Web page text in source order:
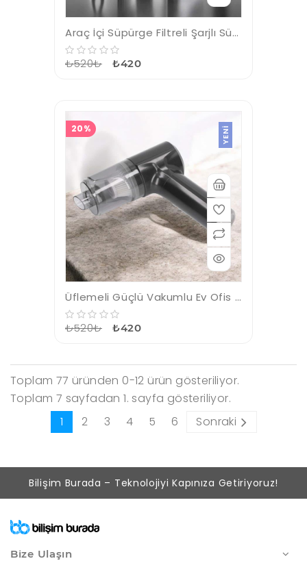
Araç İçi Süpürge Filtreli Şarjlı Süpürge Vakumlu Yıkanabilir
₺520₺ ₺420
20% YENI
Üflemeli Güçlü Vakumlu Ev Ofis Araç Süpürgesi El Süpürgesi Şarjlı
₺520₺ ₺420
Toplam 77 üründen 0-12 ürün gösteriliyor.
Toplam 7 sayfadan 1. sayfa gösteriliyor.
1
2 3 4 5 6 Sonraki
Bilişim Burada – Teknolojiyi Kapınıza Getiriyoruz!
Bize Ulaşın